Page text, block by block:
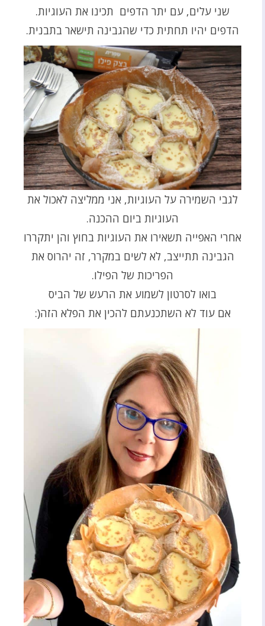
שני עלים, עם יתר הדפים תכינו את העוגיות.
הדפים יהיו תחתית כדי שהגבינה תישאר בתבנית.
לגבי השמירה על העוגיות, אני ממליצה לאכול את
העוגיות ביום ההכנה.
אחרי האפייה תשאירו את העוגיות בחוץ והן יתקררו
הגבינה תתייצב, לא לשים במקרר, זה יהרוס את
הפריכות של הפילו.
בואו לסרטון לשמוע את הרעש של הביס
אם עוד לא השתכנעתם להכין את הפלא הזה(: